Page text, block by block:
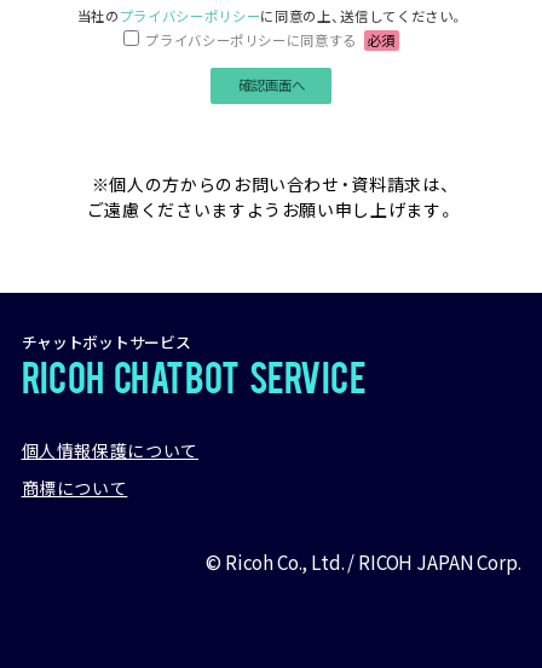
当社のプライバシーポリシーに同意の上、送信してください。
プライバシーポリシーに同意する
必須
※個人の方からのお問い合わせ・資料請求は、
ご遠慮くださいますようお願い申し上げます。
チャットボットサービス
RICOH Chatbot Service
個人情報保護について
商標について
© Ricoh Co., Ltd. / RICOH JAPAN Corp.